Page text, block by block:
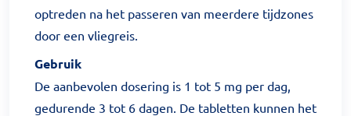
optreden na het passeren van meerdere tijdzones
door een vliegreis.
Gebruik
De aanbevolen dosering is 1 tot 5 mg per dag,
gedurende 3 tot 6 dagen. De tabletten kunnen het